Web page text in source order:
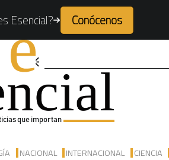
Esencial? Conócenos
que importan
NACIONAL INTERNACIONAL CIENCIA